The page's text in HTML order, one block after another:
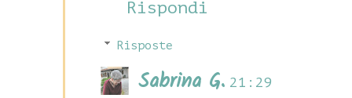
Rispondi
Risposte
Sabrina G. 21:29